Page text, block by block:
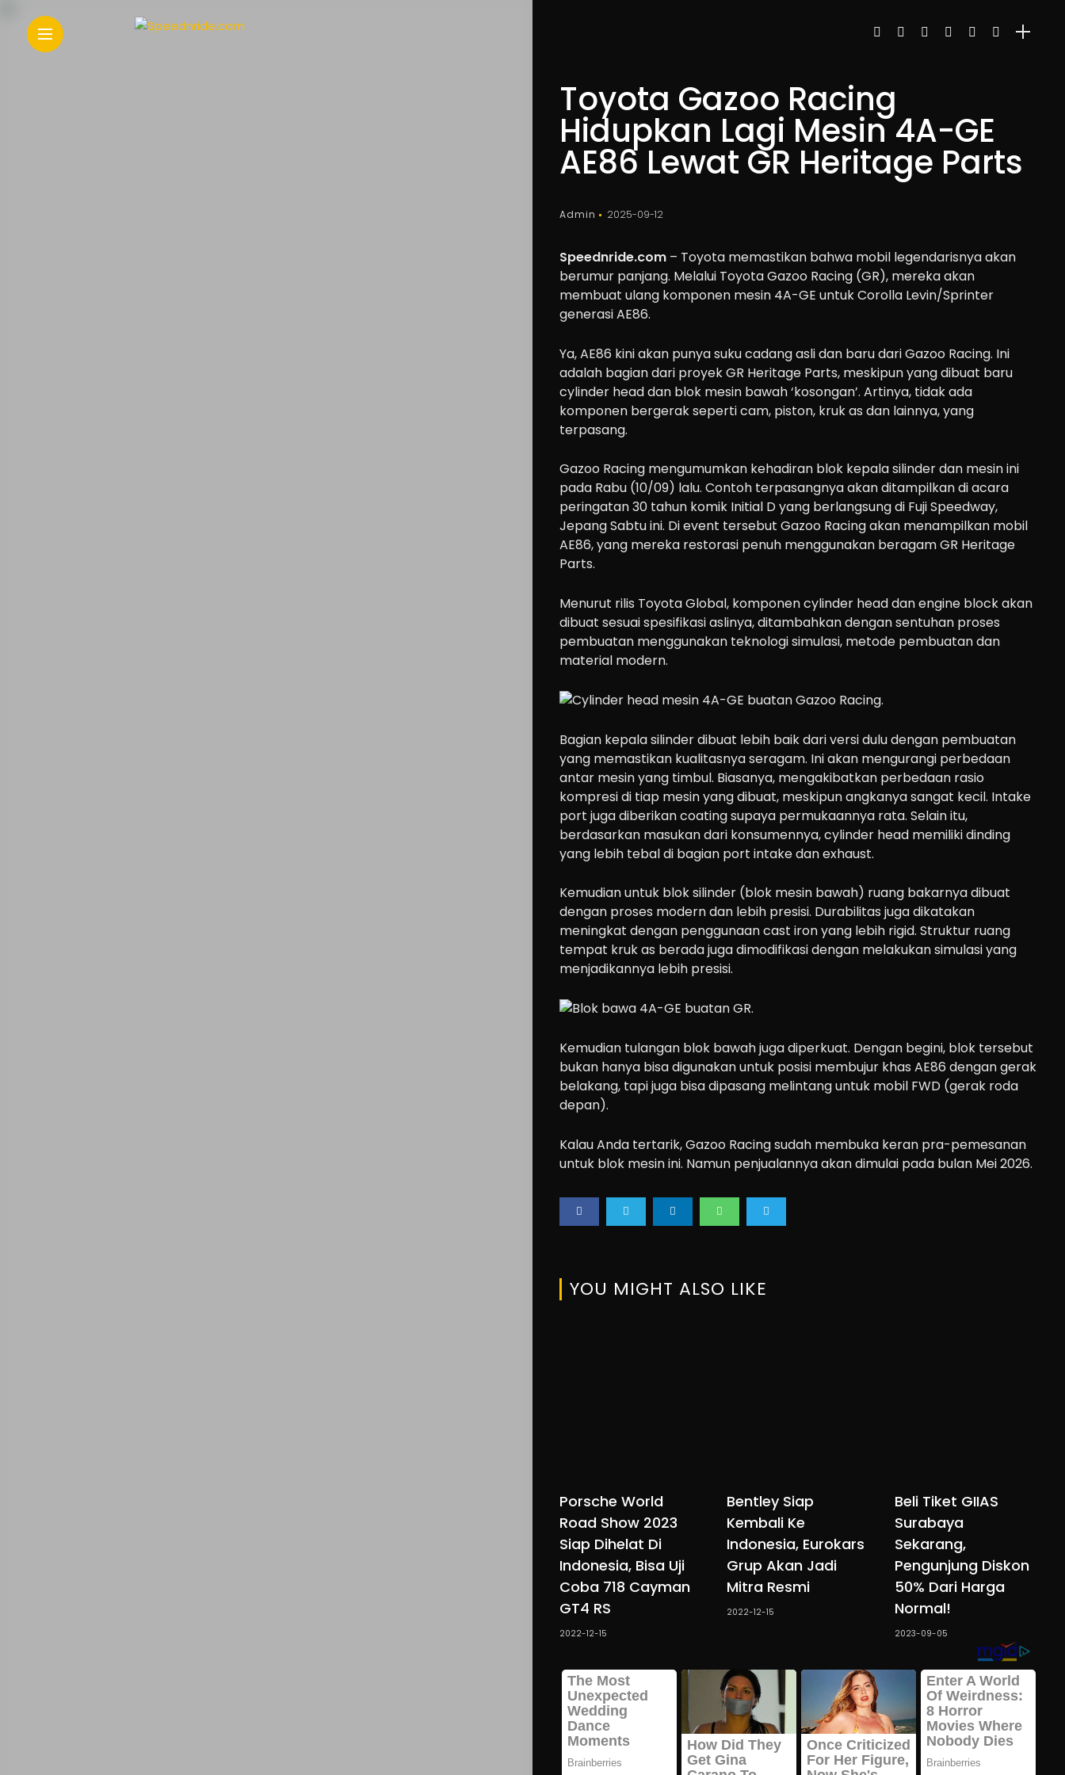
Cars
Motorcycle
Ride
n
Drive
Modification
Community
Accessories
Lifestyle
About
us
Toyota Gazoo Racing
Hidupkan Lagi Mesin 4A-GE
AE86 Lewat GR Heritage Parts
Admin 2025-09-12
Speednride.com– Toyota memastikan bahwa mobil legendarisnya akan
berumur panjang. Melalui Toyota Gazoo Racing (GR), mereka akan
membuat ulang komponen mesin 4A-GE untuk Corolla Levin/Sprinter
generasi AE86.
Ya, AE86 kini akan punya suku cadang asli dan baru dari Gazoo Racing. Ini
adalah bagian dari proyek GR Heritage Parts, meskipun yang dibuat baru
cylinder head dan blok mesin bawah ‘kosongan’. Artinya, tidak ada
komponen bergerak seperti cam, piston, kruk as dan lainnya, yang
terpasang.
Gazoo Racing mengumumkan kehadiran blok kepala silinder dan mesin ini
pada Rabu (10/09) lalu. Contoh terpasangnya akan ditampilkan di acara
peringatan 30 tahun komik Initial D yang berlangsung di Fuji Speedway,
Jepang Sabtu ini. Di event tersebut Gazoo Racing akan menampilkan mobil
AE86, yang mereka restorasi penuh menggunakan beragam GR Heritage
Parts.
Menurut rilis Toyota Global, komponen cylinder head dan engine block akan
dibuat sesuai spesifikasi aslinya, ditambahkan dengan sentuhan proses
pembuatan menggunakan teknologi simulasi, metode pembuatan dan
material modern.
Bagian kepala silinder dibuat lebih baik dari versi dulu dengan pembuatan
yang memastikan kualitasnya seragam. Ini akan mengurangi perbedaan
antar mesin yang timbul. Biasanya, mengakibatkan perbedaan rasio
kompresi di tiap mesin yang dibuat, meskipun angkanya sangat kecil. Intake
port juga diberikan coating supaya permukaannya rata. Selain itu,
berdasarkan masukan dari konsumennya, cylinder head memiliki dinding
yang lebih tebal di bagian port intake dan exhaust.
Kemudian untuk blok silinder (blok mesin bawah) ruang bakarnya dibuat
dengan proses modern dan lebih presisi. Durabilitas juga dikatakan
meningkat dengan penggunaan cast iron yang lebih rigid. Struktur ruang
tempat kruk as berada juga dimodifikasi dengan melakukan simulasi yang
menjadikannya lebih presisi.
Kemudian tulangan blok bawah juga diperkuat. Dengan begini, blok tersebut
bukan hanya bisa digunakan untuk posisi membujur khas AE86 dengan gerak
belakang, tapi juga bisa dipasang melintang untuk mobil FWD (gerak roda
depan).
Kalau Anda tertarik, Gazoo Racing sudah membuka keran pra-pemesanan
untuk blok mesin ini. Namun penjualannya akan dimulai pada bulan Mei 2026.
YOU MIGHT ALSO LIKE
Porsche World
Road Show 2023
Siap Dihelat Di
Indonesia, Bisa Uji
Coba 718 Cayman
GT4 RS
2022-12-15
Bentley Siap
Kembali Ke
Indonesia, Eurokars
Grup Akan Jadi
Mitra Resmi
2022-12-15
Beli Tiket GIIAS
Surabaya
Sekarang,
Pengunjung Diskon
50% Dari Harga
Normal!
2023-09-05